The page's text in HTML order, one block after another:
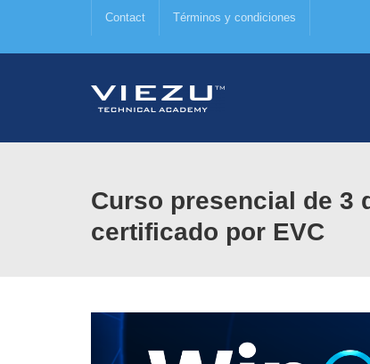
Contact Términos y condiciones
Curso presencial de 3
certificado por EVC